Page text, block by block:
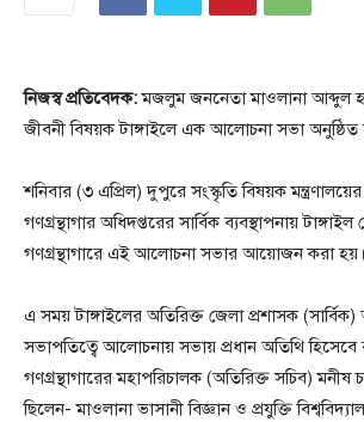
নিজস্ব প্রতিবেদক:মজলুম জননেতা মাওলানা আব্দুল
জীবনী বিষয়ক টাঙ্গাইলে এক আলোচনা সভা অনুষ্ঠিত
শনিবার (৩ এপ্রিল) দুপুরে সংস্কৃতি বিষয়ক
গণগ্রন্থাগার অধিদপ্তরের সার্বিক ব্যবস্থাপনায়
গণগ্রন্থাগারে এই আলোচনা সভার আয়োজন করা হয়।
এ সময় টাঙ্গাইলের অতিরিক্ত জেলা প্রশাসক
সভাপতিত্বে আলোচনায় সভায় প্রধান অতিথি হিসেবে
গণগ্রন্থাগারের মহাপরিচালক (অতিরিক্ত সচিব)
ছিলেন- মাওলানা ভাসানী বিজ্ঞান ও প্রযুক্তি